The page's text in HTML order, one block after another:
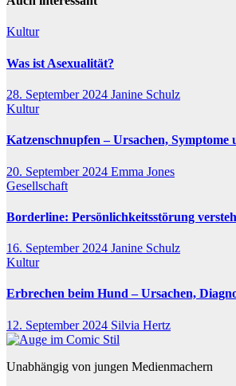
Kultur
Was ist Asexualität?
28. September 2024 Janine Schulz
Kultur
Katzenschnupfen – Ursachen, Symptome
20. September 2024 Emma Jones
Gesellschaft
Borderline: Persönlichkeitsstörung
16. September 2024 Janine Schulz
Kultur
Erbrechen beim Hund – Ursachen,
12. September 2024 Silvia Hertz
Unabhängig von jungen Medienmachern